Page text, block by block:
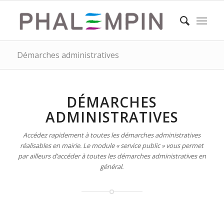
Démarches administratives
DÉMARCHES
ADMINISTRATIVES
Accédez rapidement à toutes les démarches administratives
réalisables en mairie. Le module « service public » vous permet
par ailleurs d’accéder à toutes les démarches administratives en
général.